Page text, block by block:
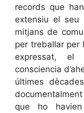
records que
extensiu el seu
mitjans de
per treballar per
expressat,
consciencia
últimes
que ho